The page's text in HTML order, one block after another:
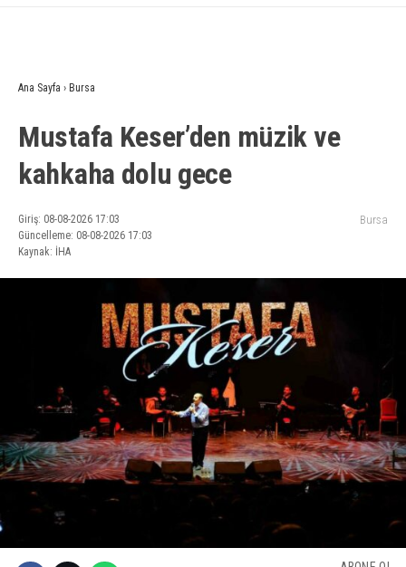
Ana Sayfa › Bursa
Mustafa Keser’den müzik ve
kahkaha dolu gece
Giriş: 08-08-2026 17:03
Güncelleme: 08-08-2026 17:03
Kaynak: İHA
Bursa